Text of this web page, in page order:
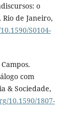
o
de Janeiro,
S0104-
com
& Sociedade,
10.1590/1807-